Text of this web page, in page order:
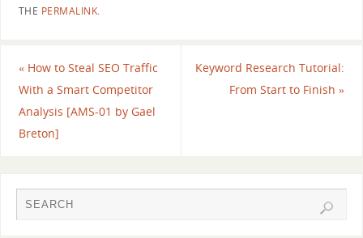
THE PERMALINK.
«How to Steal SEO Traffic
With a Smart Competitor
Analysis [AMS-01 by Gael
Breton]
Keyword Research Tutorial:
From Start to Finish»